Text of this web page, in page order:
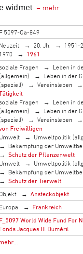
widmet
F 5097-Oa-849
Neuzeit 20. Jh. 1951-
1970
1961
soziale Fragen
Leben in
(allgemein)
Leben in der
(speziell)
Vereinsleben
soziale Fragen
Leben in
(allgemein)
Leben in der
(speziell)
Vereinsleben
Freiwilligen
Umwelt
Umweltpolitik
Bekämpfung der
Schutz der Pflanzenwelt
Umwelt
Umweltpolitik
Bekämpfung der
Schutz der Tierwelt
Ansteckobjekt
Europa
Frankreich
F_5097 World Wide Fund For
Fonds Jacques H. Duméril
mehr…